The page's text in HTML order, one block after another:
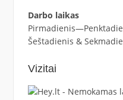
Darbo laikas
Šeštadienis &
Vizitai